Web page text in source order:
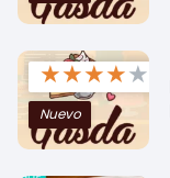
★★★★★
Nuevo